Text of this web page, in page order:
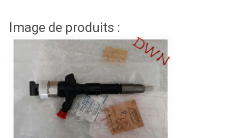
Image de produits :